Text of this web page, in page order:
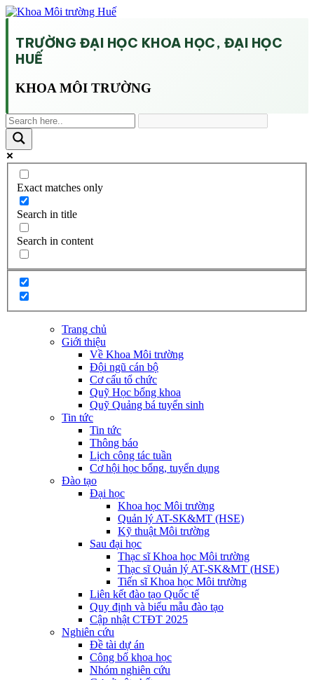
TRƯỜNG ĐẠI HỌC KHOA HỌC, ĐẠI HỌC
HUẾ
KHOA MÔI TRƯỜNG
Exact matches only
Search in title
Search in content
Trang chủ
Giới thiệu
Về Khoa Môi trường
Đội ngũ cán bộ
Cơ cấu tổ chức
Quỹ Học bổng khoa
Quỹ Quảng bá tuyển sinh
Tin tức
Tin tức
Thông báo
Lịch công tác tuần
Cơ hội học bổng, tuyển dụng
Đào tạo
Đại học
Khoa học Môi trường
Quản lý AT-SK&MT (HSE)
Kỹ thuật Môi trường
Sau đại học
Thạc sĩ Khoa học Môi trường
Thạc sĩ Quản lý AT-SK&MT (HSE)
Tiến sĩ Khoa học Môi trường
Liên kết đào tạo Quốc tế
Quy định và biểu mẫu đào tạo
Cập nhật CTĐT 2025
Nghiên cứu
Đề tài dự án
Công bố khoa học
Nhóm nghiên cứu